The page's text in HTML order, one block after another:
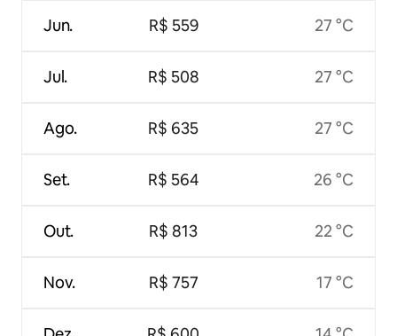
Jun.
Jul.
Ago.
Set.
Out.
Nov.
R$ 559
R$ 508
R$ 635
R$ 564
R$ 813
R$ 757
27 °C
27 °C
27 °C
26 °C
22 °C
17 °C